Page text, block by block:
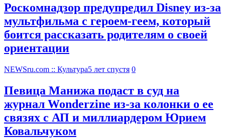
Роскомнадзор предупредил Disney из-за
мультфильма c героем-геем, который
боится рассказать родителям о своей
ориентации
NEWSru.com :: Культура5 лет спустя 0
Певица Манижа подаст в суд на
журнал Wonderzine из-за колонки о ее
связях с АП и миллиардером Юрием
Ковальчуком